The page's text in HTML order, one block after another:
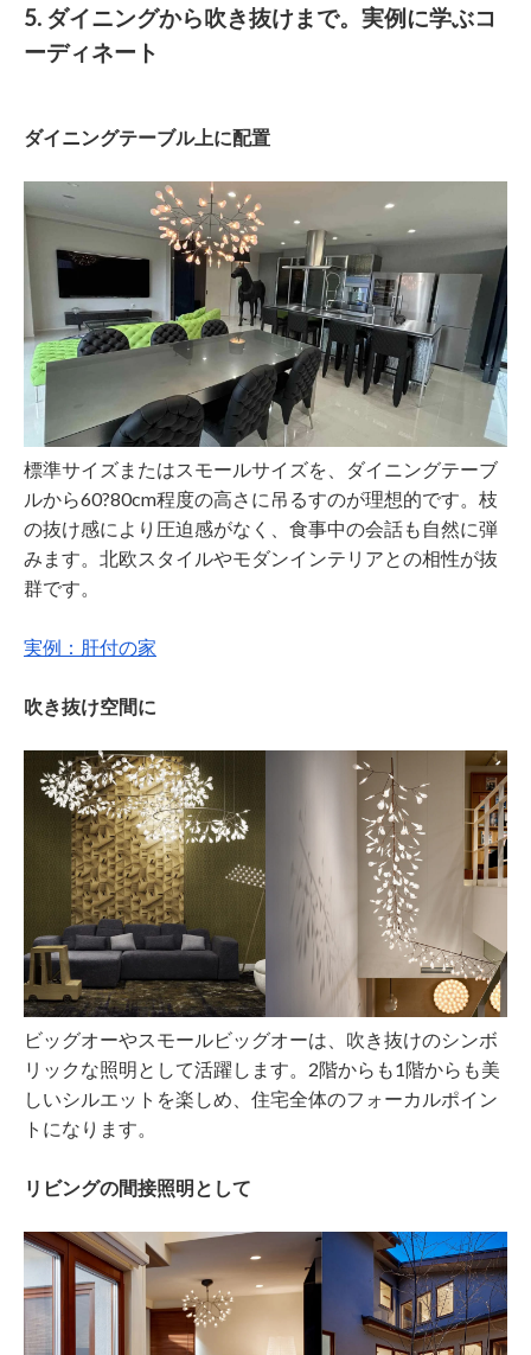
5. ダイニングから吹き抜けまで。実例に学ぶコ
ーディネート
ダイニングテーブル上に配置
標準サイズまたはスモールサイズを、ダイニングテーブ
ルから60?80cm程度の高さに吊るすのが理想的です。枝
の抜け感により圧迫感がなく、食事中の会話も自然に弾
みます。北欧スタイルやモダンインテリアとの相性が抜
群です。
実例：肝付の家
吹き抜け空間に
ビッグオーやスモールビッグオーは、吹き抜けのシンボ
リックな照明として活躍します。2階からも1階からも美
しいシルエットを楽しめ、住宅全体のフォーカルポイン
トになります。
リビングの間接照明として